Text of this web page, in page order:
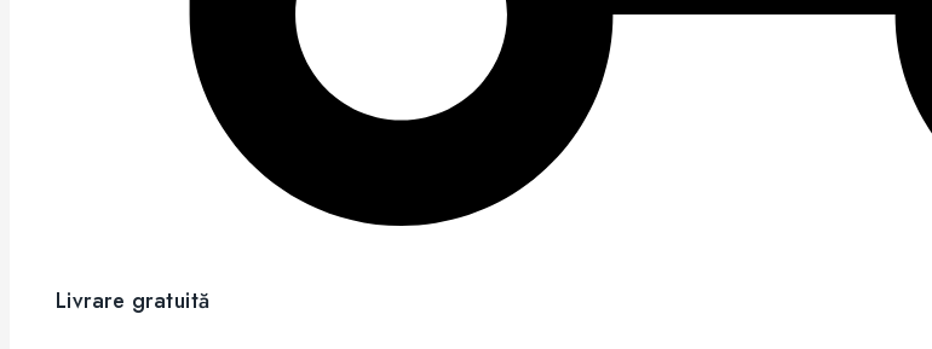
Livrare gratuită